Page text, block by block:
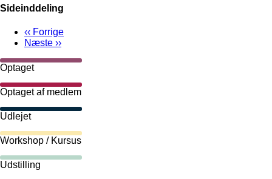
Sideinddeling
‹‹ Forrige
Næste ››
Optaget
Optaget af medlem
Udlejet
Workshop / Kursus
Udstilling